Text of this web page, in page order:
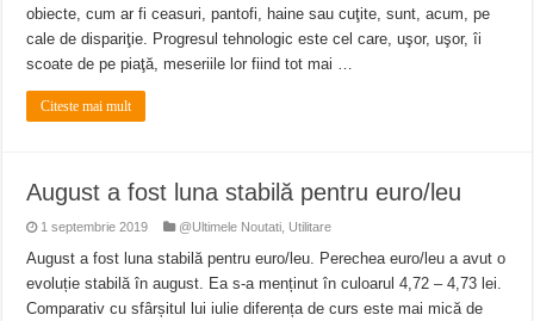
obiecte, cum ar fi ceasuri, pantofi, haine sau cuţite, sunt, acum, pe
cale de dispariţie. Progresul tehnologic este cel care, uşor, uşor, îi
scoate de pe piaţă, meseriile lor fiind tot mai …
Citeste mai mult
August a fost luna stabilă pentru euro/leu
1 septembrie 2019 @Ultimele Noutati Utilitare
August a fost luna stabilă pentru euro/leu. Perechea euro/leu a avut o
evoluție stabilă în august. Ea s-a menținut în culoarul 4,72 – 4,73 lei.
Comparativ cu sfârșitul lui iulie diferența de curs este mai mică de